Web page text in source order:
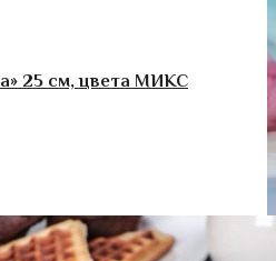
25 см, цвета МИКС